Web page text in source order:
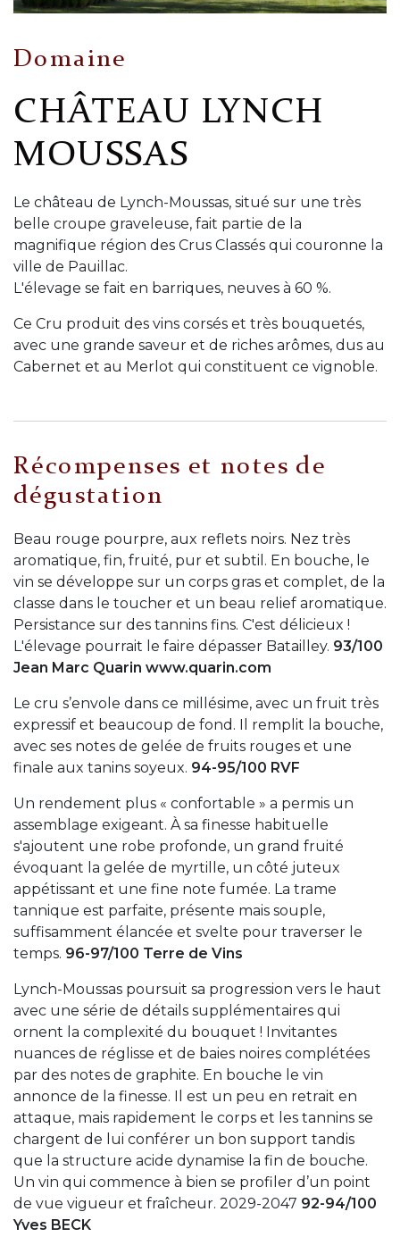
Domaine
CHÂTEAU LYNCH
MOUSSAS
Le château de Lynch-Moussas, situé sur une très
belle croupe graveleuse, fait partie de la
magnifique région des Crus Classés qui couronne la
ville de Pauillac.
L'élevage se fait en barriques, neuves à 60 %.
Ce Cru produit des vins corsés et très bouquetés,
avec une grande saveur et de riches arômes, dus au
Cabernet et au Merlot qui constituent ce vignoble.
Récompenses et notes de
dégustation
Beau rouge pourpre, aux reflets noirs. Nez très
aromatique, fin, fruité, pur et subtil. En bouche, le
vin se développe sur un corps gras et complet, de la
classe dans le toucher et un beau relief aromatique.
Persistance sur des tannins fins. C'est délicieux !
L'élevage pourrait le faire dépasser Batailley. 93/100
Jean Marc Quarin www.quarin.com
Le cru s’envole dans ce millésime, avec un fruit très
expressif et beaucoup de fond. Il remplit la bouche,
avec ses notes de gelée de fruits rouges et une
finale aux tanins soyeux. 94-95/100 RVF
Un rendement plus « confortable » a permis un
assemblage exigeant. À sa finesse habituelle
s'ajoutent une robe profonde, un grand fruité
évoquant la gelée de myrtille, un côté juteux
appétissant et une fine note fumée. La trame
tannique est parfaite, présente mais souple,
suffisamment élancée et svelte pour traverser le
temps. 96-97/100 Terre de Vins
Lynch-Moussas poursuit sa progression vers le haut
avec une série de détails supplémentaires qui
ornent la complexité du bouquet ! Invitantes
nuances de réglisse et de baies noires complétées
par des notes de graphite. En bouche le vin
annonce de la finesse. Il est un peu en retrait en
attaque, mais rapidement le corps et les tannins se
chargent de lui conférer un bon support tandis
que la structure acide dynamise la fin de bouche.
Un vin qui commence à bien se profiler d’un point
de vue vigueur et fraîcheur. 2029-2047 92-94/100
Yves BECK